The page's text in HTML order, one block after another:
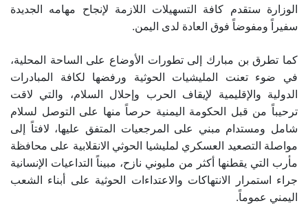
الوزارة ستقدم كافة التسهيلات اللازمة لإنجاح مهامه الجديدة
سفيراً ومفوضاً فوق العادة لدى اليمن.
كما تطرق بن مبارك إلى تطورات الأوضاع على الساحة المحلية،
في ضوء تعنت المليشيات الحوثية ورفضها لكافة المبادرات
الدولية والإقليمية لإيقاف الحرب وإحلال السلام، والتي لاقت
ترحيباً من قبل الحكومة اليمنية حرصاً منها على التوصل لسلام
شامل ومستدام مبني على المرجعيات المتفق عليها، لافتاً إلى
مواصلة التصعيد العسكري لمليشيا الحوثي الانقلابية على محافظة
مأرب التي يقطنها أكثر من مليوني نازح، مبيناً التداعيات الإنسانية
جراء استمرار الانتهاكات والاعتداءات الحوثية على أبناء الشعب
اليمني عموماً.